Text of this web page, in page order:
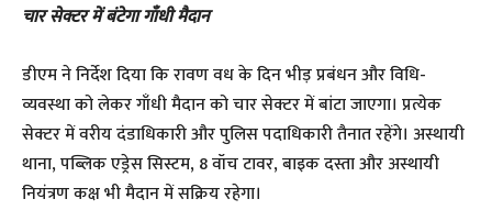
चार सेक्टर में बंटेगा गाँधी मैदान
डीएम ने निर्देश दिया कि रावण वध के दिन भीड़ प्रबंधन और विधि-
व्यवस्था को लेकर गाँधी मैदान को चार सेक्टर में बांटा जाएगा। प्रत्येक
सेक्टर में वरीय दंडाधिकारी और पुलिस पदाधिकारी तैनात रहेंगे। अस्थायी
थाना, पब्लिक एड्रेस सिस्टम, 8 वॉच टावर, बाइक दस्ता और अस्थायी
नियंत्रण कक्ष भी मैदान में सक्रिय रहेगा।